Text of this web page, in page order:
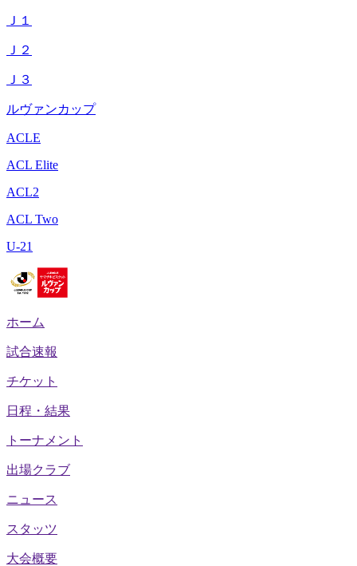
Ｊ１
Ｊ２
Ｊ３
ルヴァンカップ
ACLE
ACL Elite
ACL2
ACL Two
U-21
ホーム
試合速報
チケット
日程・結果
トーナメント
出場クラブ
ニュース
スタッツ
大会概要